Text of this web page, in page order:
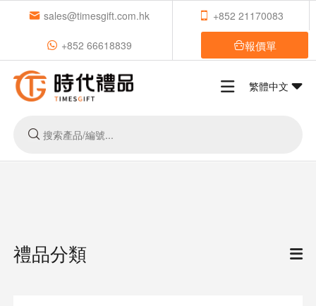
sales@timesgift.com.hk +852 21170083
+852 66618839 報價單
繁體中文
禮品分類